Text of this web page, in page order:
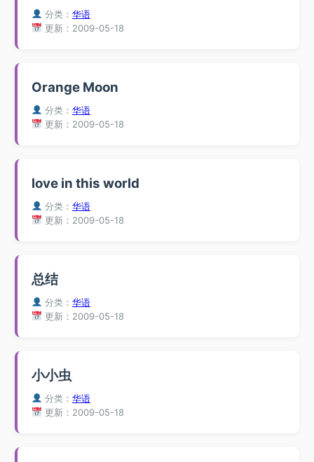
分类：华语
更新：2009-05-18
Orange Moon
分类：华语
更新：2009-05-18
love in this world
分类：华语
更新：2009-05-18
总结
分类：华语
更新：2009-05-18
小小虫
分类：华语
更新：2009-05-18